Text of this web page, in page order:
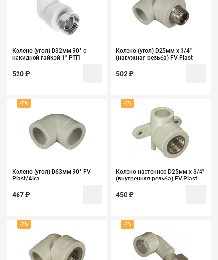
Колено (угол) D32мм 90° с
накидной гайкой 1" РТП
520 ₽
Колено (угол) D25мм х 3/4"
(наружная резьба) FV-Plast
502 ₽
-7%
Колено (угол) D63мм 90° FV-
Plast/Alca
467 ₽
-7%
Колено настенное D25мм х 3/4"
(внутренняя резьба) FV-Plast
450 ₽
-7% -7%